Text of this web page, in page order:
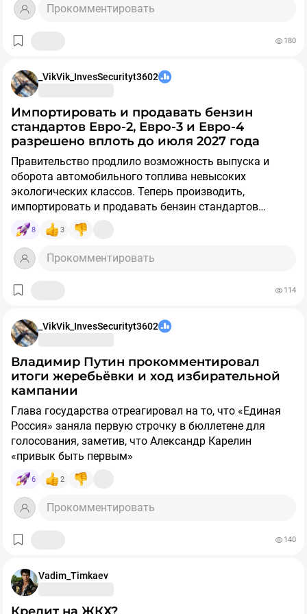
«Зетта страхование» синхронно внесли в свои
продукты идентичные страховые случаи, после чего
банк начал навязывать их обязательное включение в
отношении банка «Русский стандарт» и двух
названных страховщиков. В случае подтверждения
вины фигурантам грозят административные штрафы.
Прокомментировать
180
_VikVik_InvesSecurityt3602
импортировать и продавать бензин
стандартов Евро-2, Евро-3 и Евро-4
разрешено вплоть до июля 2027 года
Правительство продлило возможность выпуска и
оборота автомобильного топлива невысоких
экологических классов. Теперь производить,
импортировать и продавать бензин стандартов
Евро-2, Евро-3 и Евро-4 разрешено вплоть до июля
2027 года. Соответствующее постановление уже
подписано.
Одновременно прекращает действовать прежний
временный механизм, который позволял отдельным
нефтеперерабатывающим заводам выпускать бензин
и дизель класса Евро-5 с фактическими параметрами
на уровне Евро-3.
8 3
Прокомментировать
114
_VikVik_InvesSecurityt3602
Владимир Путин прокомментировал
итоги жеребьёвки и ход избирательной
кампании
Глава государства отреагировал на то, что «Единая
Россия» заняла первую строчку в бюллетене для
голосования, заметив, что Александр Карелин
«привык быть первым»
Также президент отметил: те, кто реально готов к
политической конкуренции, несмотря на оказываемое
давление, остаются в гонке, а остальные, по его
выражению, просто подыскивают оправдания.
@ruseconomic
6 2
Прокомментировать
140
Vadim_Timkaev